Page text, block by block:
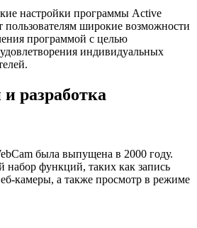
настройки программы Active
пользователям широкие возможности
программой с целью
индивидуальных
разработка
была выпущена в 2000 году.
набор функций, таких как запись
камеры, а также просмотр в режиме